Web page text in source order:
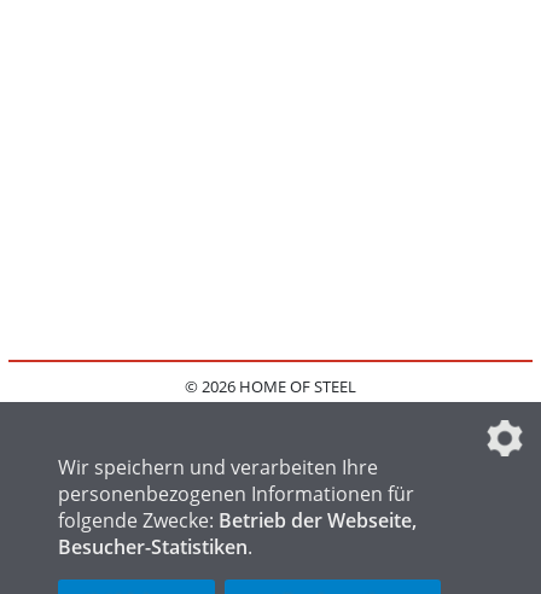
© 2026 HOME OF STEEL
IMPRESSUM
FAQ
DATENSCHUTZEINSTELLUNGEN
HOME OF LOGISTICS
Wir speichern und verarbeiten Ihre
personenbezogenen Informationen für
folgende Zwecke: Betrieb der Webseite,
Besucher-Statistiken.